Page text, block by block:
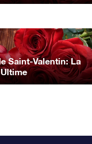
Saint-Valentin: La